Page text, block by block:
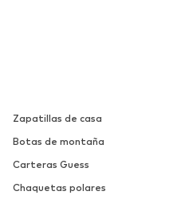
Zapatillas de casa
Botas de montaña
Carteras Guess
Chaquetas polares